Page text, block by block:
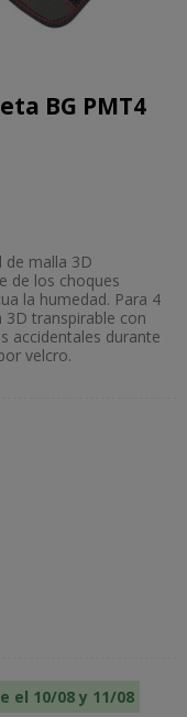
BG PMT4
de malla 3D
de los choques
la humedad. Para 4
transpirable con
accidentales durante
velcro.
el 10/08 y 11/08